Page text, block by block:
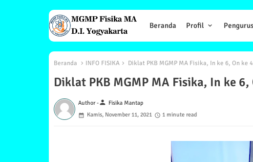
Beranda Profil Pengurus
Beranda INFO FISIKA Diklat PKB MGMP MA Fisika, In ke 6, On ke 4
Diklat PKB MGMP MA Fisika, In ke 6,
Author -person Fisika Mantap
Kamis, November 11, 2021
1 minute read